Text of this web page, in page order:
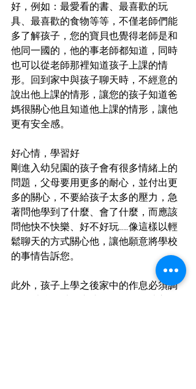
好，例如：最愛看的書、最喜歡的玩
具、最喜歡的食物等等，不僅老師們能
多了解孩子，您的寶貝也覺得老師是和
他同一國的，他的事老師都知道，同時
也可以從老師那裡知道孩子上課的情
形。回到家中與孩子聊天時，不經意的
說出他上課的情形，讓您的孩子知道爸
媽很關心他且知道他上課的情形，讓他
更有安全感。
好心情，學習好
剛進入幼兒園的孩子會有很多情緒上的
問題，父母要用更多的耐心，並付出更
多的關心，不要給孩子太多的壓力，急
著問他學到了什麼、會了什麼，而應該
問他快不快樂、好不好玩……像這樣以輕
鬆聊天的方式關心他，讓他願意將學校
的事情告訴您。
此外，孩子上學之後家中的作息必須調